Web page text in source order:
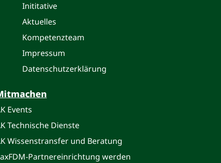
Inititative
Aktuelles
Kompetenzteam
Impressum
Datenschutzerklärung
Events
Technische Dienste
Wissenstransfer und Beratung
Partnereinrichtung werden